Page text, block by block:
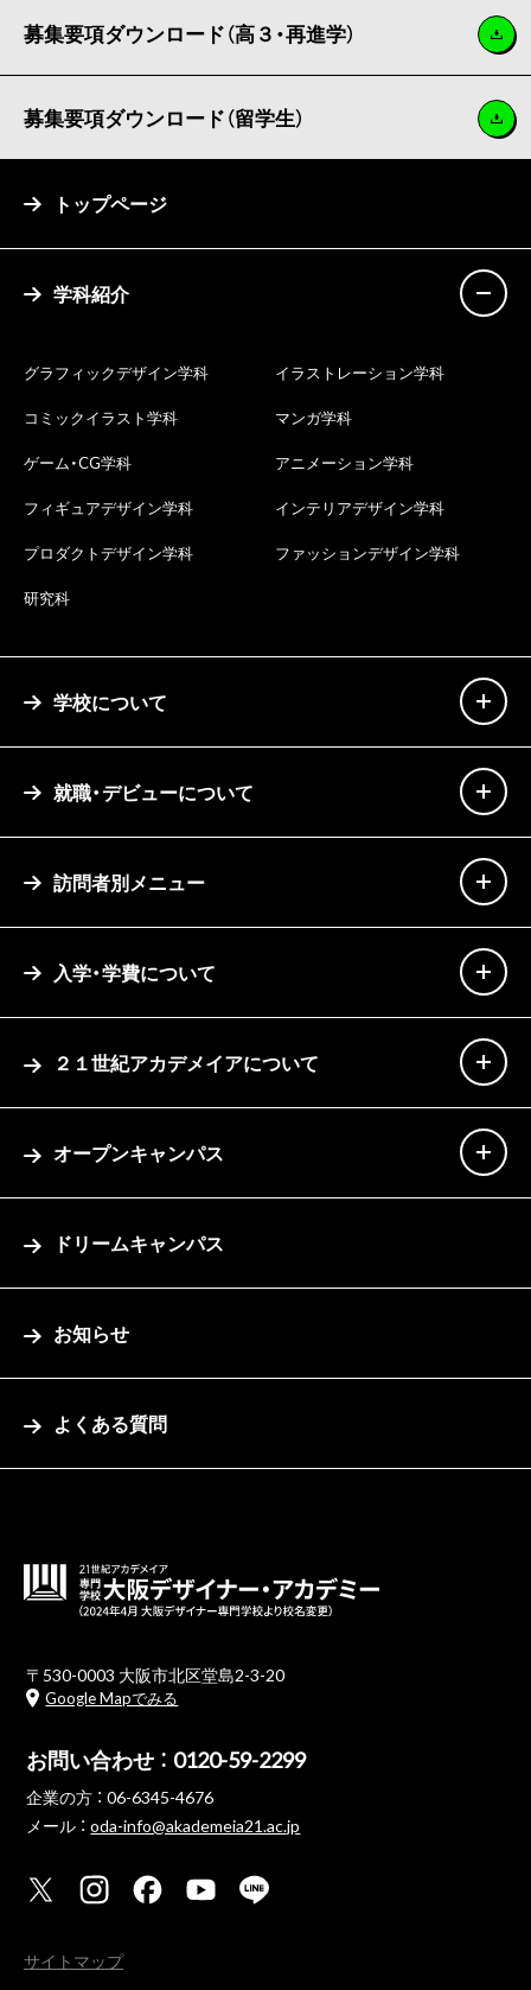
募集要項ダウンロード（高３・再進学）
募集要項ダウンロード（留学生）
トップページ
学科紹介
グラフィックデザイン学科
イラストレーション学科
コミックイラスト学科
マンガ学科
ゲーム・CG学科
アニメーション学科
フィギュアデザイン学科
インテリアデザイン学科
プロダクトデザイン学科
ファッションデザイン学科
研究科
学校について
就職・デビューについて
訪問者別メニュー
入学・学費について
２１世紀アカデメイアについて
オープンキャンパス
ドリームキャンパス
お知らせ
よくある質問
〒530-0003 大阪市北区堂島2-3-20
Google Mapでみる
お問い合わせ ： 0120-59-2299
企業の方 ： 06-6345-4676
メール ：oda-info@akademeia21.ac.jp
サイトマップ